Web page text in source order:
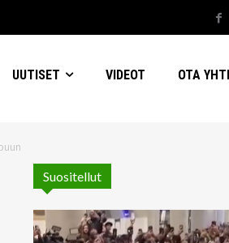
UUTISET VIDEOT OTA
Suositellut